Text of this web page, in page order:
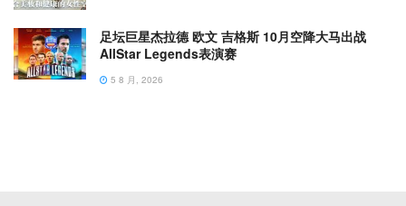
足坛巨星杰拉德 欧文 吉格斯 10月空降大马出战
AllStar Legends表演赛
5 8 月, 2026